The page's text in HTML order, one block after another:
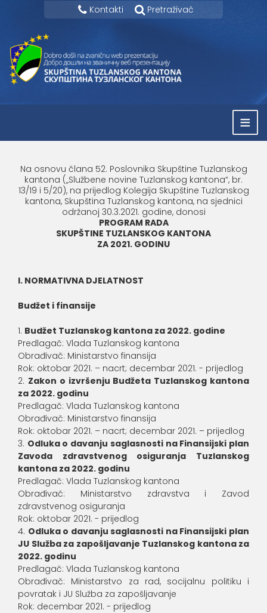
Kontakti Pretraživač
≡
Na osnovu člana 52. Poslovnika Skupštine Tuzlanskog
kantona („Službene novine Tuzlanskog kantona“, br.
13/19 i 5/20), na prijedlog Kolegija Skupštine Tuzlanskog
kantona, Skupština Tuzlanskog kantona, na sjednici
održanoj 30.3.2021. godine, donosi
PROGRAM RADA
SKUPŠTINE TUZLANSKOG KANTONA
ZA 2021. GODINU
I. NORMATIVNA DJELATNOST
Budžet i finansije
Budžet Tuzlanskog kantona za 2022. godine
Predlagač: Vlada Tuzlanskog kantona
Obrađivač: Ministarstvo finansija
Rok: oktobar 2021. – nacrt; decembar 2021. - prijedlog
Zakon o izvršenju Budžeta Tuzlanskog kantona
za 2022. godinu
Predlagač: Vlada Tuzlanskog kantona
Obrađivač: Ministarstvo finansija
Rok: oktobar 2021. – nacrt; decembar 2021. – prijedlog
Odluka o davanju saglasnosti na Finansijski plan
Zavoda zdravstvenog osiguranja Tuzlanskog
kantona za 2022. godinu
Predlagač: Vlada Tuzlanskog kantona
Obrađivač: Ministarstvo zdravstva i Zavod
zdravstvenog osiguranja
Rok: oktobar 2021. - prijedlog
Odluka o davanju saglasnosti na Finansijski plan
JU Služba za zapošljavanje Tuzlanskog kantona za
2022. godinu
Predlagač: Vlada Tuzlanskog kantona
Obrađivač: Ministarstvo za rad, socijalnu politiku i
povratak i JU Služba za zapošljavanje
Rok: decembar 2021. - prijedlog